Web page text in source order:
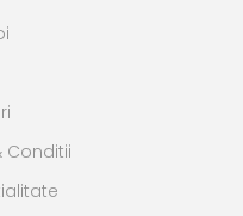
Conditii